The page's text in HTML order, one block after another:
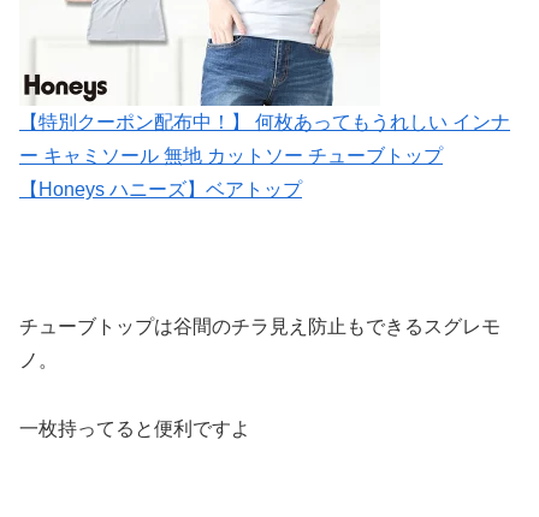
【特別クーポン配布中！】 何枚あってもうれしい インナ
ー キャミソール 無地 カットソー チューブトップ
【Honeys ハニーズ】ベアトップ
チューブトップは谷間のチラ見え防止もできるスグレモ
ノ。
一枚持ってると便利ですよ